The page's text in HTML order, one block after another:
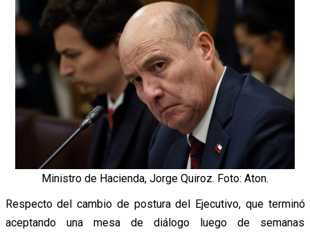
Ministro de Hacienda, Jorge Quiroz. Foto: Aton.
Respecto del cambio de postura del Ejecutivo, que terminó
aceptando una mesa de diálogo luego de semanas